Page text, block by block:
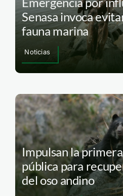
Senasa invoca
fauna marina
Noticias
Impulsan la
pública para
del oso andino